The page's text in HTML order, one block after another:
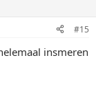
#15
insmeren